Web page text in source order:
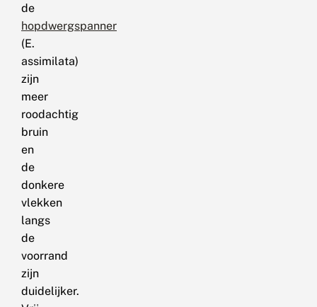
de
hopdwergspanner
(E.
assimilata)
zijn
meer
roodachtig
bruin
en
de
donkere
vlekken
langs
de
voorrand
zijn
duidelijker.